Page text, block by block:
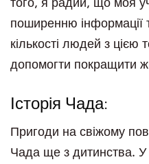
поширенню інформації
кількості людей з цією
допомогти покращити
Історія Чада:
Пригоди на свіжому
Чада ще з дитинства. У